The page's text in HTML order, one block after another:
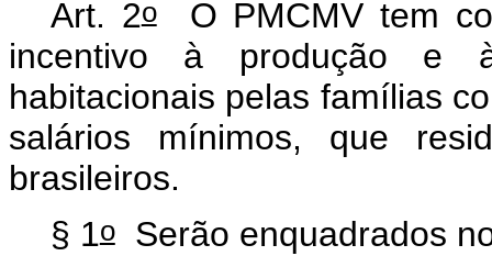
Art. 2oO PMCMV tem
incentivo à produção e
habitacionais pelas famílias
salários mínimos, que
brasileiros.
§ 1oSerão enquadrados